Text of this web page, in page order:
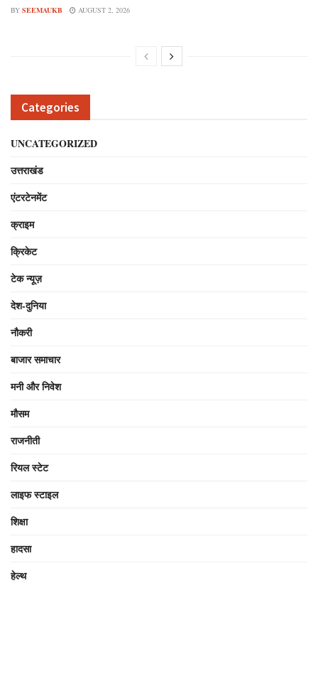
BY SEEMAUKB AUGUST 2, 2026
Categories
UNCATEGORIZED
उत्तराखंड
एंटरटेनमेंट
क्राइम
क्रिकेट
टेक न्यूज़
देश-दुनिया
नौकरी
बाजार समाचार
मनी और निवेश
मौसम
राजनीती
रियल स्टेट
लाइफ स्टाइल
शिक्षा
हादसा
हेल्थ